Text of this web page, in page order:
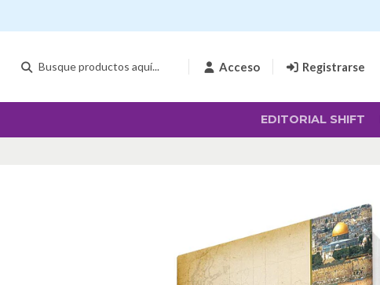
Acceso Registrarse
EDITORIAL SHIFT